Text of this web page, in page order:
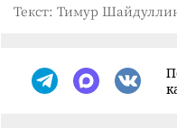
Текст: Тимур